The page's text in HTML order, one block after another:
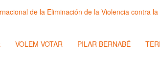
de la Eliminación de la Violencia contra
VOLEM VOTAR PILAR BERNABÉ